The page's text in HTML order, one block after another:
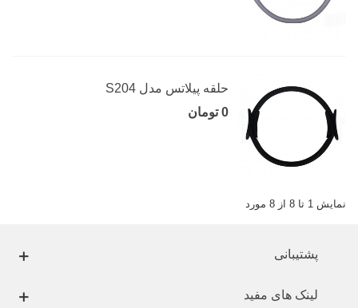
حلقه پیلاتس مدل S204
0 تومان
نمایش 1 تا 8 از 8 مورد
پشتیبانی
لینک های مفید